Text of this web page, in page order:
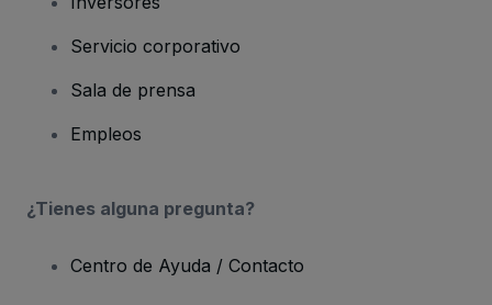
Servicio corporativo
Sala de prensa
Empleos
¿Tienes alguna pregunta?
Centro de Ayuda / Contacto